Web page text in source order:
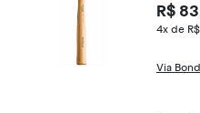
R$
4x de
Via